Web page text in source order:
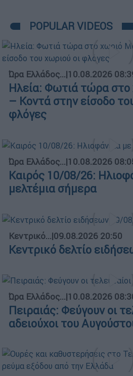
POPULAR VIDEOS
Ώρα Ελλάδος...|10.08.2026
Ηλεία: Φωτιά τώρα
– Κοντά στην είσοδο
φλόγες
Ώρα Ελλάδος...|10.08.2026
Καιρός 10/08/26:
μελτέμια σήμερα
Κεντρικό...|09.08.2026 20:50
Κεντρικό δελτίο
Ώρα Ελλάδος...|10.08.2026
Πειραιάς: Φεύγουν οι
αδειούχοι του